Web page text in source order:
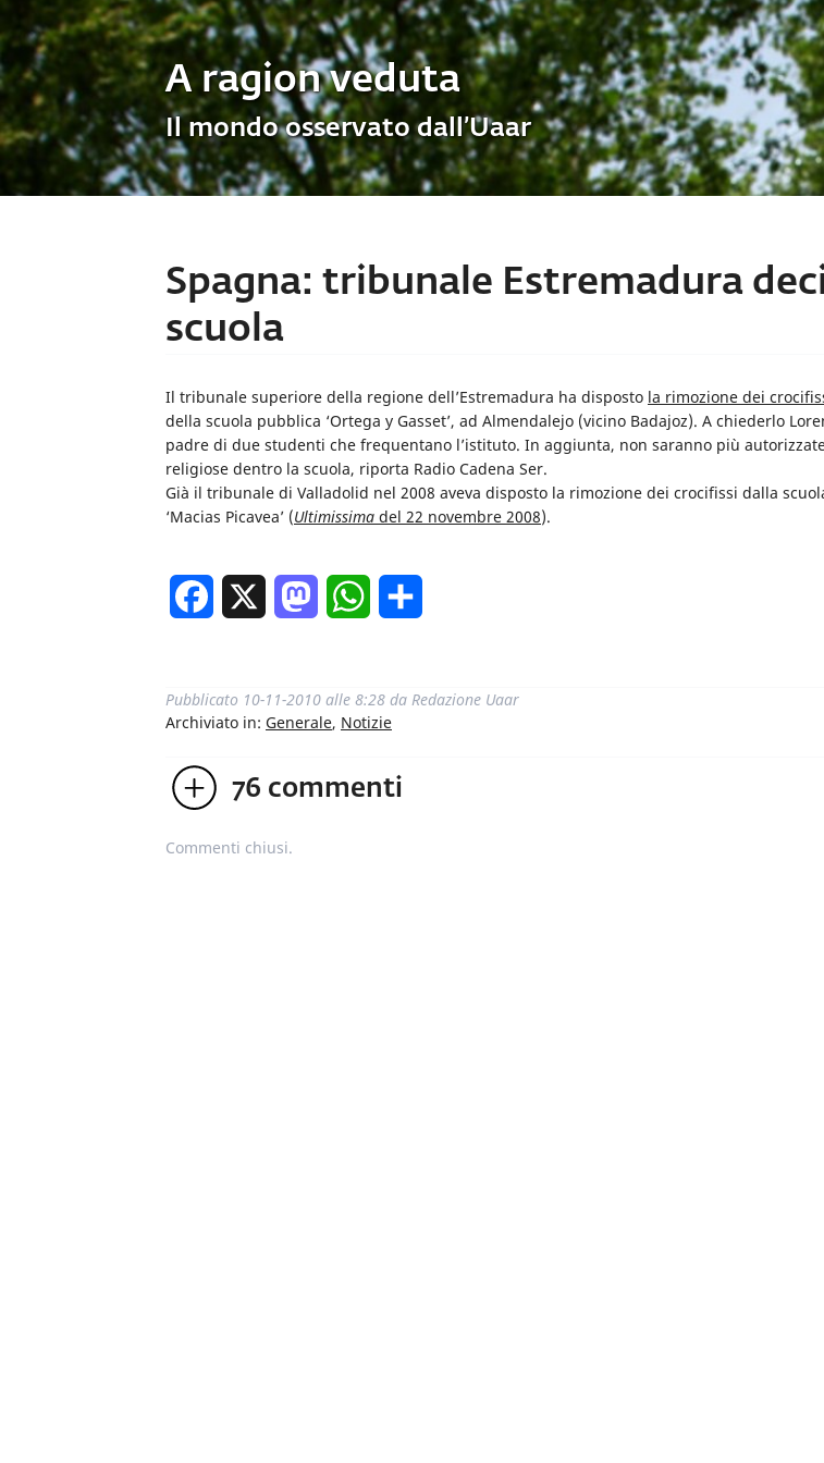
A ragion veduta
Il mondo osservato dall’Uaar
Spagna: tribunale Estremadura
scuola
Il tribunale superiore della regione dell’Estremadura ha disposto la rimozione dei
della scuola pubblica ‘Ortega y Gasset’, ad Almendalejo (vicino Badajoz). A chiederlo
padre di due studenti che frequentano l’istituto. In aggiunta, non saranno più
religiose dentro la scuola, riporta Radio Cadena Ser.
Già il tribunale di Valladolid nel 2008 aveva disposto la rimozione dei crocifissi dalla
‘Macias Picavea’ (Ultimissima del 22 novembre 2008).
Facebook MastodonWhatsApp
Pubblicato 10-11-2010 alle 8:28 da Redazione Uaar
Archiviato in: Generale, Notizie
76 commenti
Commenti chiusi.